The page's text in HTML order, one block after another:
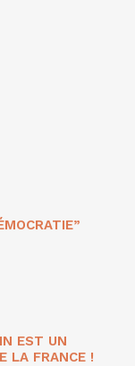
EST UN
LA FRANCE !